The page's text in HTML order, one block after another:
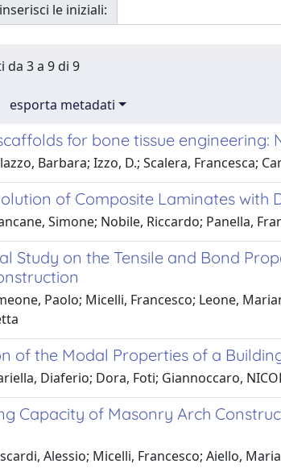
le iniziali:
3 a 9 di 9
esporta metadati
for bone tissue
Barbara; Izzo, D.; Scalera, Francesca;
of Composite Laminates with
Simone; Nobile, Riccardo; Panella,
Study on the Tensile and Bond
Paolo; Micelli, Francesco; Leone,
of the Modal Properties of a
Diaferio; Dora, Foti; Giannoccaro,
Capacity of Masonry Arch
Alessio; Micelli, Francesco; Aiello,